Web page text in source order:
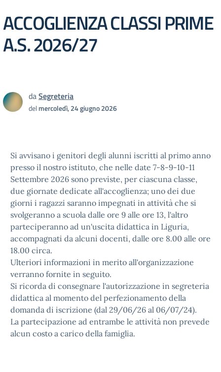
ACCOGLIENZA CLASSI PRIME
A.S. 2026/27
daSegreteria
delmercoledì, 24 giugno 2026
Si avvisano i genitori degli alunni iscritti al primo anno
presso il nostro istituto, che nelle date 7-8-9-10-11
Settembre 2026 sono previste, per ciascuna classe,
due giornate dedicate all'accoglienza; uno dei due
giorni i ragazzi saranno impegnati in attività che si
svolgeranno a scuola dalle ore 9 alle ore 13, l'altro
parteciperanno ad un'uscita didattica in Liguria,
accompagnati da alcuni docenti, dalle ore 8.00 alle ore
18.00 circa.
Ulteriori informazioni in merito all'organizzazione
verranno fornite in seguito.
Si ricorda di consegnare l'autorizzazione in segreteria
didattica al momento del perfezionamento della
domanda di iscrizione (dal 29/06/26 al 06/07/24).
La partecipazione ad entrambe le attività non prevede
alcun costo a carico della famiglia.